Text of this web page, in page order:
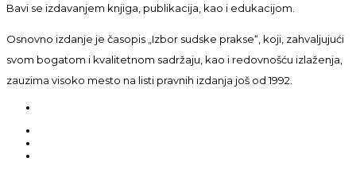
Bavi se izdavanjem knjiga, publikacija, kao i edukacijom.
Osnovno izdanje je časopis „Izbor sudske prakse“, koji, zahvaljujući
svom bogatom i kvalitetnom sadržaju, kao i redovnošću izlaženja,
zauzima visoko mesto na listi pravnih izdanja još od 1992.